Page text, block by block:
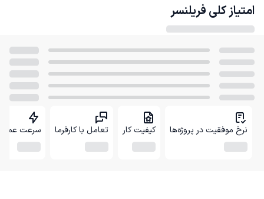
امتیاز کلی فریلنسر
نرخ موفقیت در پروژه‌ها کیفیت کار تعامل با کارفرما سرعت عمل